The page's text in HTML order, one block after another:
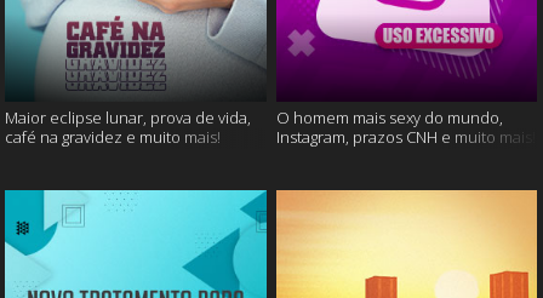
Maior eclipse lunar, prova de vida,
café na gravidez e muito mais!
O homem mais sexy do mundo,
Instagram, prazos CNH e muito mais!